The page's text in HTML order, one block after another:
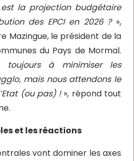
la projection budgétaire
des EPCI en 2026 ?»,
Mazingue, le président de la
du Pays de Mormal.
toujours à minimiser les
mais nous attendons le
(ou pas) !», répond tout
et les réactions
vont dominer les axes